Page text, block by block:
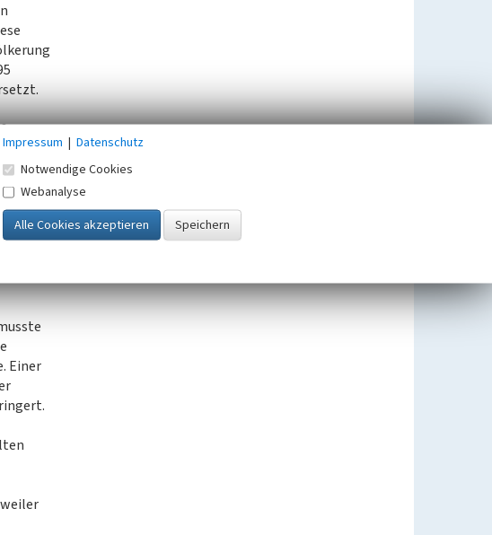
und
im
Leiden
Einer
Impressum | Datenschutz
Notwendige Cookies
Webanalyse